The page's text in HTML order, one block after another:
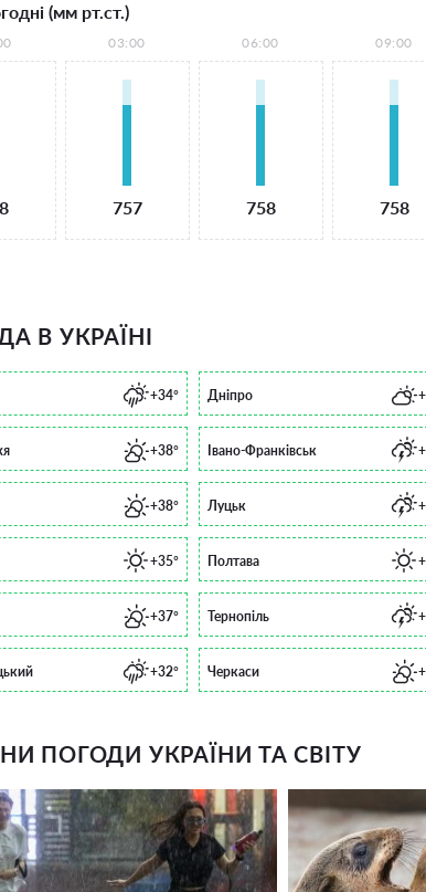
(мм рт.ст.)
03:00
757
06:00
758
09:00
758
В УКРАЇНІ
+34° Дніпро
+38° Івано-Франківськ
+38° Луцьк
+35° Полтава
+37° Тернопіль
+32° Черкаси
ПОГОДИ УКРАЇНИ ТА СВІТУ